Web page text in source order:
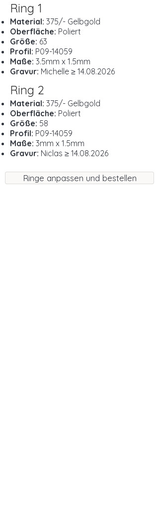
Ring 1
Material: 375/- Gelbgold
Oberfläche: Poliert
Größe: 63
Profil: P09-14059
Maße: 3.5mm x 1.5mm
Gravur: Michelle ≥ 14.08.2026
Ring 2
Material: 375/- Gelbgold
Oberfläche: Poliert
Größe: 58
Profil: P09-14059
Maße: 3mm x 1.5mm
Gravur: Niclas ≥ 14.08.2026
Ringe anpassen und bestellen